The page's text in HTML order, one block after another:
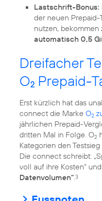
Lastschrift-Bonus:
der neuen Prepaid-
nutzen, bekommen
automatisch 0,5
Dreifacher
O2 Prepaid-
Erst kürzlich hat das
connect die Marke O2
jährlichen Prepaid-
dritten Mal in Folge. O2
Kategorien den
Die connect schreibt:
voll auf ihre Kosten“ und
Datenvolumen“ 3